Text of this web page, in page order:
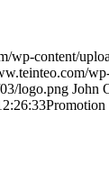
wp-content/
logo.png John
Promotion